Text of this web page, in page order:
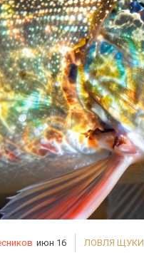
июн 16 ЛОВЛЯ ЩУКИ